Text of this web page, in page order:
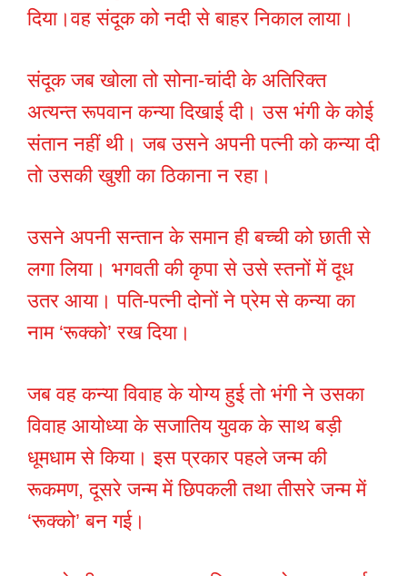
दिया।वह संदूक को नदी से बाहर निकाल लाया।
संदूक जब खोला तो सोना-चांदी के अतिरिक्त
अत्यन्त रूपवान कन्या दिखाई दी। उस भंगी के कोई
संतान नहीं थी। जब उसने अपनी पत्नी को कन्या दी
तो उसकी खुशी का ठिकाना न रहा।
उसने अपनी सन्तान के समान ही बच्ची को छाती से
लगा लिया। भगवती की कृपा से उसे स्तनों में दूध
उतर आया। पति-पत्नी दोनों ने प्रेम से कन्या का
नाम ‘रूक्को’ रख दिया।
जब वह कन्या विवाह के योग्य हुई तो भंगी ने उसका
विवाह आयोध्या के सजातिय युवक के साथ बड़ी
धूमधाम से किया। इस प्रकार पहले जन्म की
रूकमण, दूसरे जन्म में छिपकली तथा तीसरे जन्म में
‘रूक्को’ बन गई।